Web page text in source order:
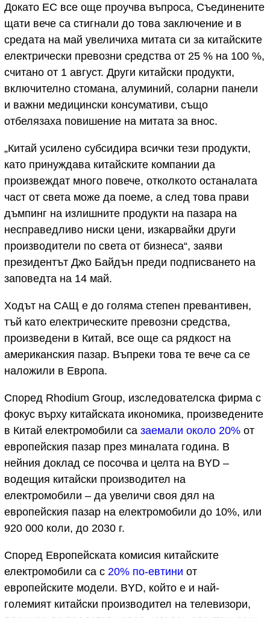
Докато ЕС все още проучва въпроса, Съединените
щати вече са стигнали до това заключение и в
средата на май увеличиха митата си за китайските
електрически превозни средства от 25 % на 100 %,
считано от 1 август. Други китайски продукти,
включително стомана, алуминий, соларни панели
и важни медицински консумативи, също
отбелязаха повишение на митата за внос.
„Китай усилено субсидира всички тези продукти,
като принуждава китайските компании да
произвеждат много повече, отколкото останалата
част от света може да поеме, а след това прави
дъмпинг на излишните продукти на пазара на
несправедливо ниски цени, изкарвайки други
производители по света от бизнеса“, заяви
президентът Джо Байдън преди подписването на
заповедта на 14 май.
Ходът на САЩ е до голяма степен превантивен,
тъй като електрическите превозни средства,
произведени в Китай, все още са рядкост на
американския пазар. Въпреки това те вече са се
наложили в Европа.
Според Rhodium Group, изследователска фирма с
фокус върху китайската икономика, произведените
в Китай електромобили са заемали около 20% от
европейския пазар през миналата година. В
нейния доклад се посочва и целта на BYD –
водещия китайски производител на
електромобили – да увеличи своя дял на
европейския пазар на електромобили до 10%, или
920 000 коли, до 2030 г.
Според Европейската комисия китайските
електромобили са с 20% по-евтини от
европейските модели. BYD, който е и най-
големият китайски производител на телевизори,